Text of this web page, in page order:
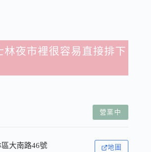
林夜市裡很容易直接排下
營業中
大南路46號 地圖